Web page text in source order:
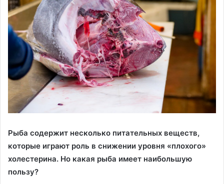
Рыба содержит несколько питательных веществ,
которые играют роль в снижении уровня «плохого»
холестерина. Но какая рыба имеет наибольшую
пользу?